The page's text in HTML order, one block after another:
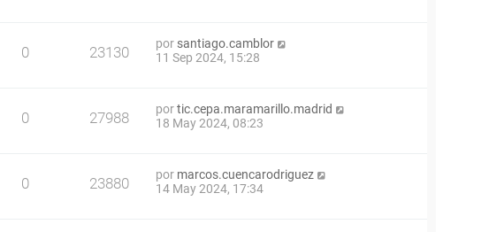
0 23130 por santiago.camblor
11 Sep 2024, 15:28
0 27988 portic.cepa.maramarillo.madrid
18 May 2024, 08:23
0 23880 por marcos.cuencarodriguez
14 May 2024, 17:34